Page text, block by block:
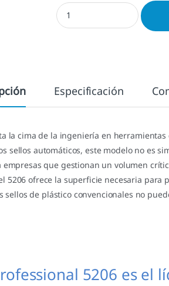
Trodat Professional 5206
Especificación
la cima de la ingeniería en herramientas
sellos automáticos, este modelo no es
que gestionan un volumen
5206 ofrece la superficie necesaria para
de plástico convencionales no
5206 es el